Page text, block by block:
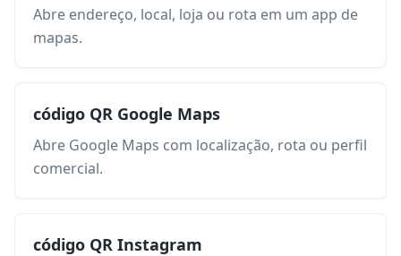
Abre endereço, local, loja ou rota em um app de
mapas.
código QR Google Maps
Abre Google Maps com localização, rota ou perfil
comercial.
código QR Instagram